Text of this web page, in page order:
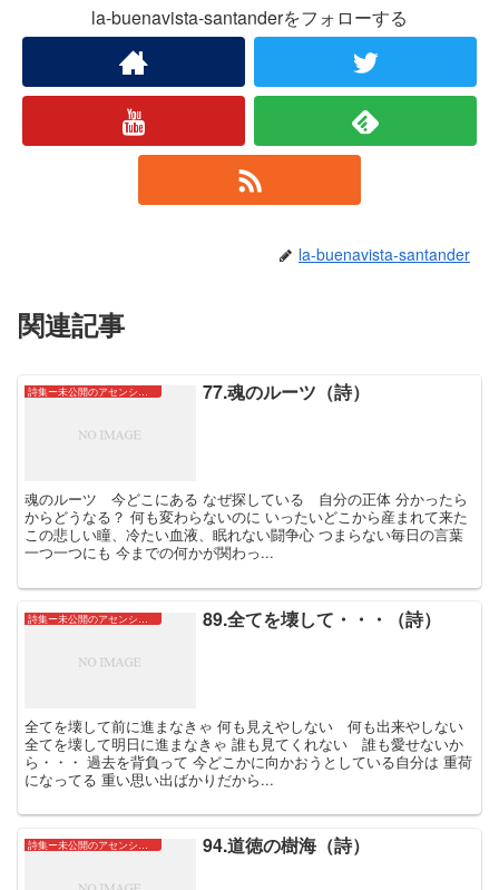
la-buenavista-santanderをフォローする
la-buenavista-santander
関連記事
詩集ー未公開のアセンションたちー 77.魂のルーツ（詩）
魂のルーツ 今どこにある なぜ探している 自分の正体 分かったら
からどうなる？ 何も変わらないのに いったいどこから産まれて来た
この悲しい瞳、冷たい血液、眠れない闘争心 つまらない毎日の言葉
一つ一つにも 今までの何かが関わっ...
詩集ー未公開のアセンションたちー 89.全てを壊して・・・（詩）
全てを壊して前に進まなきゃ 何も見えやしない 何も出来やしない
全てを壊して明日に進まなきゃ 誰も見てくれない 誰も愛せないか
ら・・・ 過去を背負って 今どこかに向かおうとしている自分は 重荷
になってる 重い思い出ばかりだから...
詩集ー未公開のアセンションたちー 94.道徳の樹海（詩）